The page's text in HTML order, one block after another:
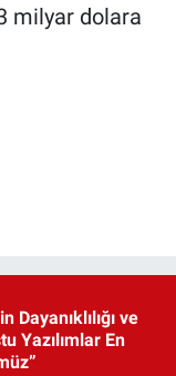
milyar dolara
Dayanıklılığı ve
Yazılımlar En